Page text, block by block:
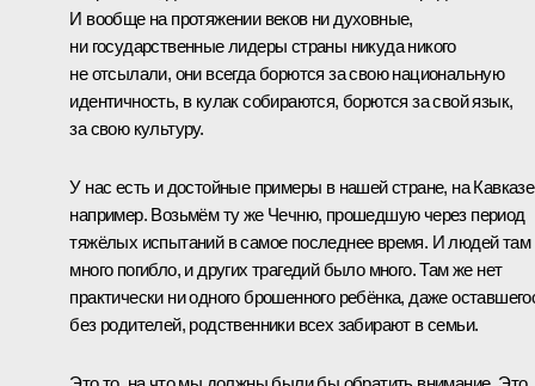
И вообще на протяжении веков ни духовные,
ни государственные лидеры страны никуда никого
не отсылали, они всегда борются за свою национальную
идентичность, в кулак собираются, борются за свой язык,
за свою культуру.
У нас есть и достойные примеры в нашей стране, на
например. Возьмём ту же Чечню, прошедшую через период
тяжёлых испытаний в самое последнее время. И людей там
много погибло, и других трагедий было много. Там же нет
практически ни одного брошенного ребёнка, даже
без родителей, родственники всех забирают в семьи.